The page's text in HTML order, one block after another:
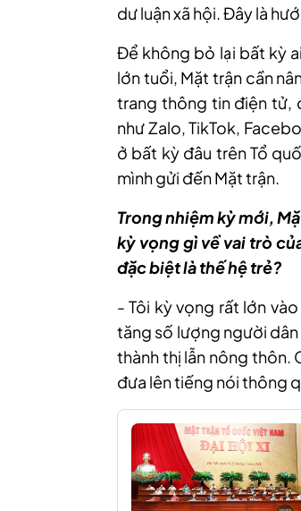
dư luận xã hội. Đây là
Để không bỏ lại bất kỳ
lớn tuổi, Mặt trận cần
trang thông tin điện tử,
như Zalo, TikTok,
ở bất kỳ đâu trên Tổ
mình gửi đến Mặt trận.
Trong nhiệm kỳ mới,
kỳ vọng gì về vai trò
đặc biệt là thế hệ trẻ?
- Tôi kỳ vọng rất lớn
tăng số lượng người dân
thành thị lẫn nông thôn.
đưa lên tiếng nói thông